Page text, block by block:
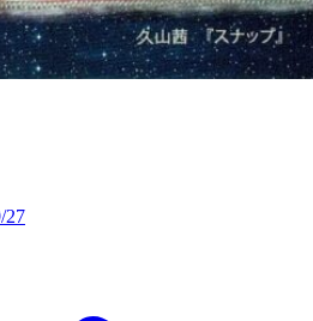
27